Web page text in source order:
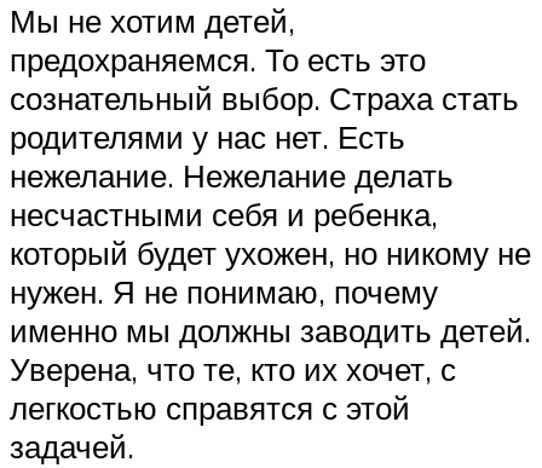
Мы не хотим детей,
предохраняемся. То есть это
сознательный выбор. Страха стать
родителями у нас нет. Есть
нежелание. Нежелание делать
несчастными себя и ребенка,
который будет ухожен, но никому не
нужен. Я не понимаю, почему
именно мы должны заводить детей.
Уверена, что те, кто их хочет, с
легкостью справятся с этой
задачей.